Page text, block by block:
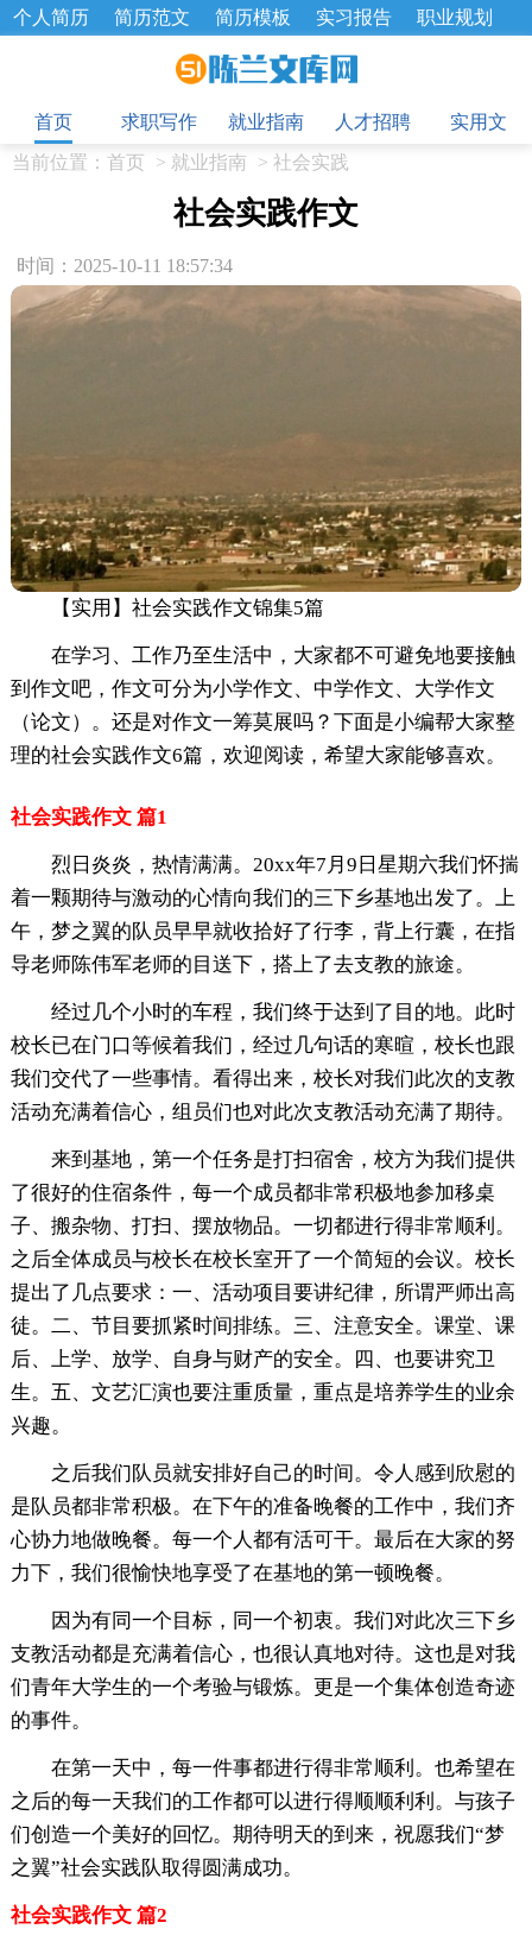
个人简历 简历范文 简历模板 实习报告
职业规划
招聘选拔 绩效考核 企业文化
工作总结
辞职报告
首页
求职写作 就业指南 人才招聘
实用文
当前位置： 首页 > 就业指南 > 社会实践
社会实践作文
时间：2025-10-11 18:57:34
【实用】社会实践作文锦集5篇
在学习、工作乃至生活中，大家都不可避免地要接触
到作文吧，作文可分为小学作文、中学作文、大学作文
（论文）。还是对作文一筹莫展吗？下面是小编帮大家整
理的社会实践作文6篇，欢迎阅读，希望大家能够喜欢。
社会实践作文 篇1
烈日炎炎，热情满满。20xx年7月9日星期六我们怀揣
着一颗期待与激动的心情向我们的三下乡基地出发了。上
午，梦之翼的队员早早就收拾好了行李，背上行囊，在指
导老师陈伟军老师的目送下，搭上了去支教的旅途。
经过几个小时的车程，我们终于达到了目的地。此时
校长已在门口等候着我们，经过几句话的寒暄，校长也跟
我们交代了一些事情。看得出来，校长对我们此次的支教
活动充满着信心，组员们也对此次支教活动充满了期待。
来到基地，第一个任务是打扫宿舍，校方为我们提供
了很好的住宿条件，每一个成员都非常积极地参加移桌
子、搬杂物、打扫、摆放物品。一切都进行得非常顺利。
之后全体成员与校长在校长室开了一个简短的会议。校长
提出了几点要求：一、活动项目要讲纪律，所谓严师出高
徒。二、节目要抓紧时间排练。三、注意安全。课堂、课
后、上学、放学、自身与财产的安全。四、也要讲究卫
生。五、文艺汇演也要注重质量，重点是培养学生的业余
兴趣。
之后我们队员就安排好自己的时间。令人感到欣慰的
是队员都非常积极。在下午的准备晚餐的工作中，我们齐
心协力地做晚餐。每一个人都有活可干。最后在大家的努
力下，我们很愉快地享受了在基地的第一顿晚餐。
因为有同一个目标，同一个初衷。我们对此次三下乡
支教活动都是充满着信心，也很认真地对待。这也是对我
们青年大学生的一个考验与锻炼。更是一个集体创造奇迹
的事件。
在第一天中，每一件事都进行得非常顺利。也希望在
之后的每一天我们的工作都可以进行得顺顺利利。与孩子
们创造一个美好的回忆。期待明天的到来，祝愿我们“梦
之翼”社会实践队取得圆满成功。
社会实践作文 篇2